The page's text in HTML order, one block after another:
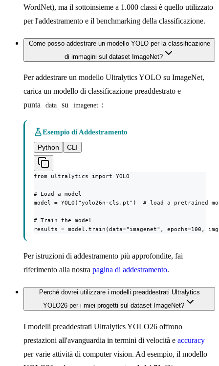
WordNet), ma il sottoinsieme a 1.000 classi è quello utilizzato
per l'addestramento e il benchmarking della classificazione.
Come posso addestrare un modello YOLO per la classificazione
di immagini sul dataset ImageNet?
Per addestrare un modello Ultralytics YOLO su ImageNet,
carica un modello di classificazione preaddestrato e
punta
data su imagenet :
Esempio di Addestramento
Python
CLI
from ultralytics import YOLO
# Load a model
model = YOLO("yolo26n-cls.pt")  # load a pretrained
# Train the model
results = model.train(data="imagenet", epochs=100,
Per istruzioni di addestramento più approfondite, fai
riferimento alla nostra pagina di addestramento.
Perché dovrei utilizzare i modelli preaddestrati Ultralytics
YOLO26 per i miei progetti sul dataset ImageNet?
I modelli preaddestrati Ultralytics YOLO26 offrono
prestazioni all'avanguardia in termini di velocità e accuracy
per varie attività di computer vision. Ad esempio, il modello